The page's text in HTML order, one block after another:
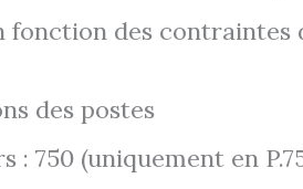
fonction des contraintes
des postes
: 750 (uniquement en